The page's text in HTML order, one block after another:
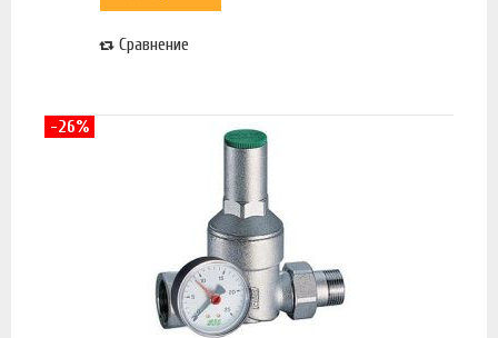
Сравнение
-26%